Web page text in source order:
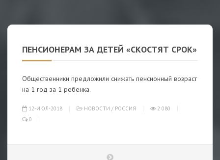
ПЕНСИОНЕРАМ ЗА ДЕТЕЙ «СКОСТЯТ СРОК»
Общественники предложили снижать пенсионный возраст
на 1 год за 1 ребенка.
12-ИЮЛ-2018 НОВОСТИ / РОССИЯ
2 080
0